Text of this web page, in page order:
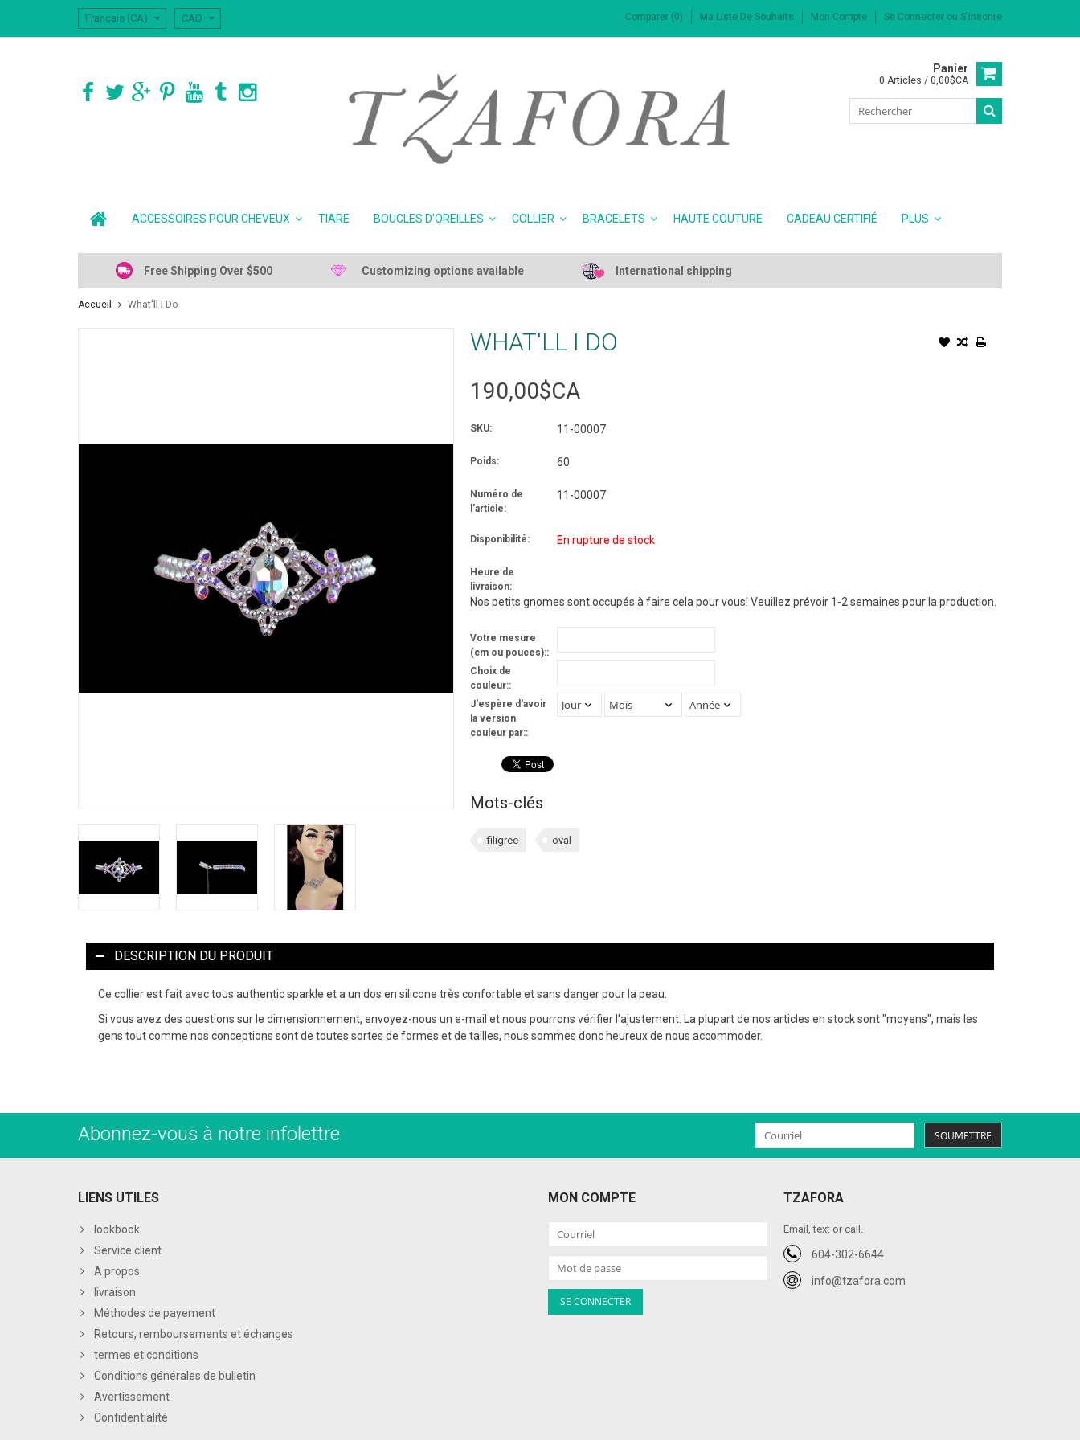
Français (CA) CAD Comparer (0) Ma Liste De Souhaits Mon Compte Se Connecter ou S'inscrire
Panier
0 Articles / 0,00$CA
ACCESSOIRES POUR CHEVEUX TIARE BOUCLES D'OREILLES COLLIER BRACELETS HAUTE COUTURE CADEAU CERTIFIÉ PLUS
Free Shipping Over $500 Customizing options available International shipping
Accueil What'll I Do
WHAT'LL I DO
190,00$CA
SKU: 11-00007
Poids: 60
Numéro de
l'article:
11-00007
Disponibilité: En rupture de stock
Heure de
livraison:
Nos petits gnomes sont occupés à faire cela pour vous! Veuillez prévoir 1-2 semaines pour la production.
Votre mesure
(cm ou pouces)::
Choix de
couleur::
J'espère d'avoir
la version
couleur par::
Mots-clés
filigree oval
DESCRIPTION DU PRODUIT
Ce collier est fait avec tous authentic sparkle et a un dos en silicone très confortable et sans danger pour la peau.
Si vous avez des questions sur le dimensionnement, envoyez-nous un e-mail et nous pourrons vérifier l'ajustement. La plupart de nos articles en stock sont "moyens", mais les
gens tout comme nos conceptions sont de toutes sortes de formes et de tailles, nous sommes donc heureux de nous accommoder.
Abonnez-vous à notre infolettre SOUMETTRE
LIENS UTILES
lookbook
Service client
A propos
livraison
Méthodes de payement
Retours, remboursements et échanges
termes et conditions
Conditions générales de bulletin
Avertissement
Confidentialité
MON COMPTE TZAFORA
Email, text or call.
604-302-6644
info@tzafora.com